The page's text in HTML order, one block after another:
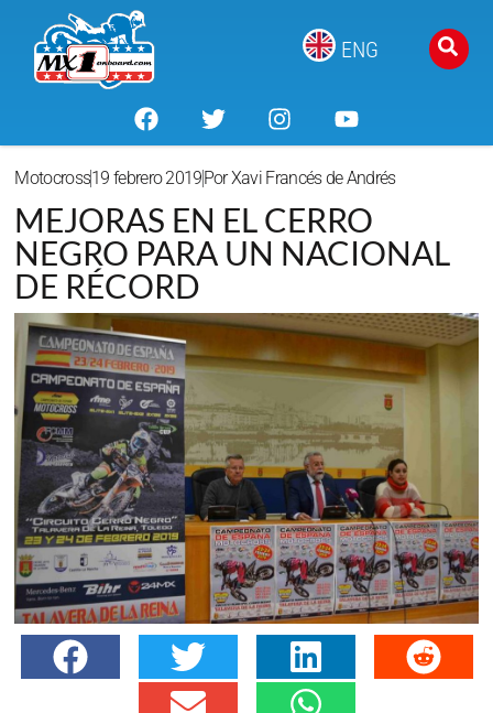
ENG
Motocross19 febrero 2019 PorXavi Francés de Andrés
MEJORAS EN EL CERRO
NEGRO PARA UN NACIONAL
DE RÉCORD